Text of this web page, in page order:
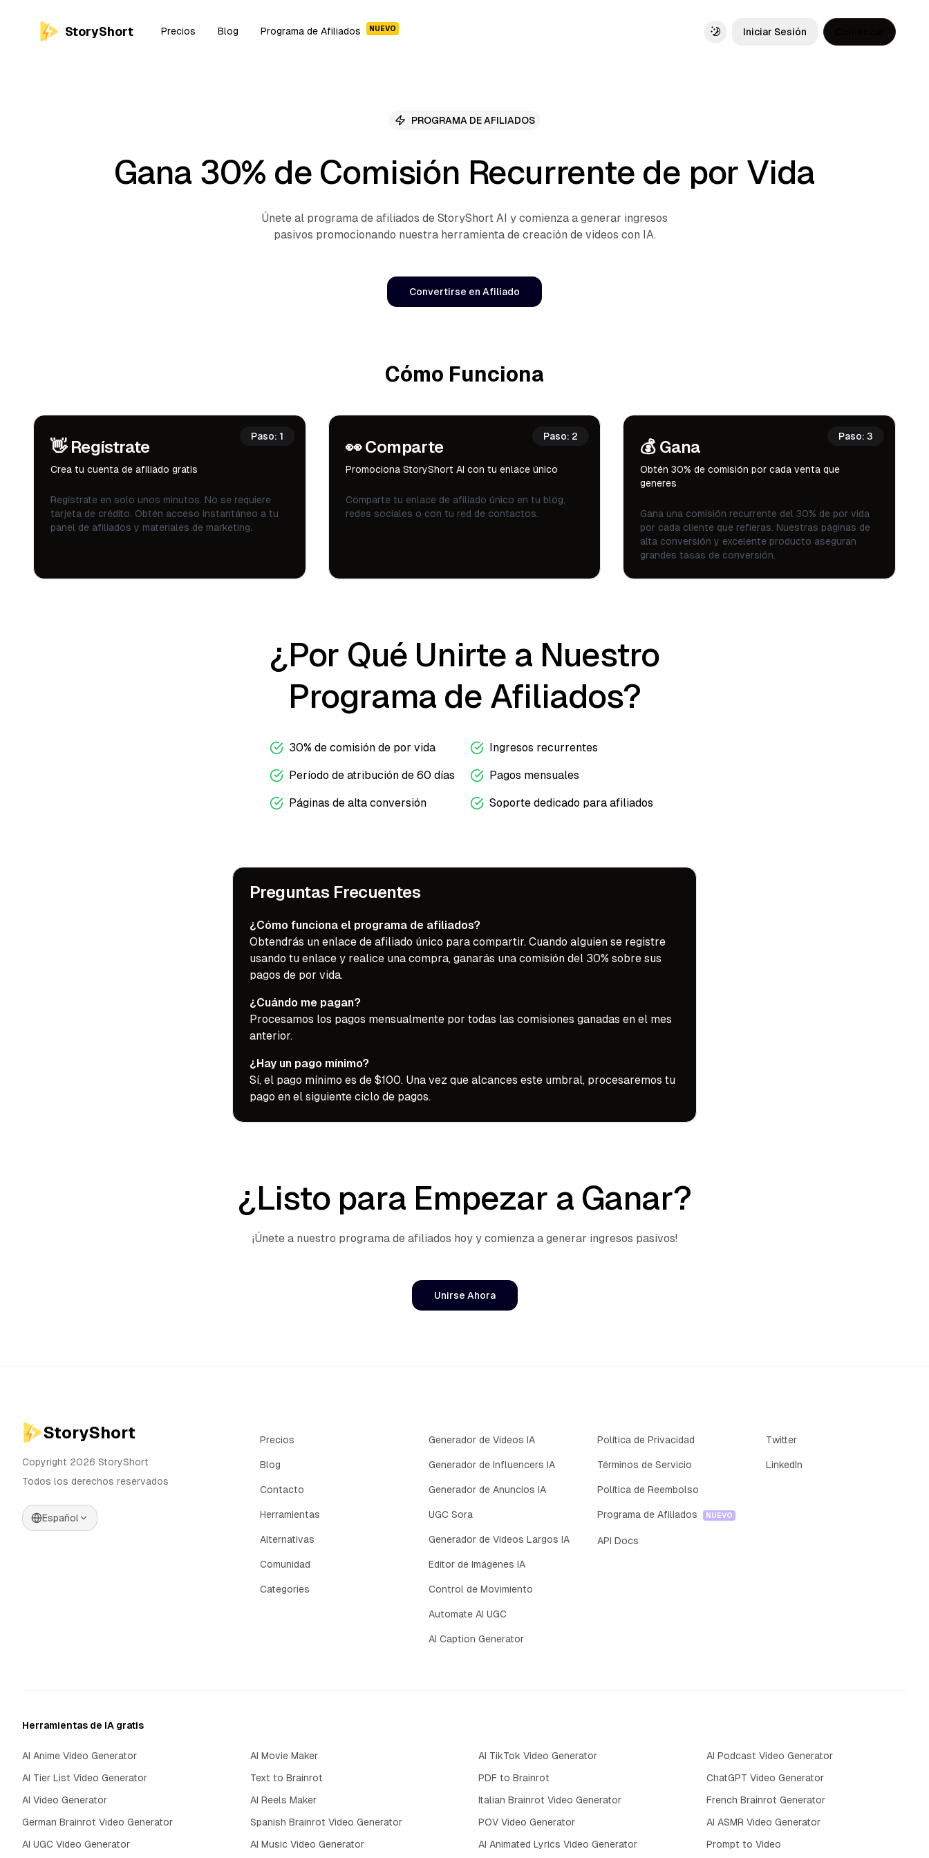
StoryShort Precios Blog Programa de Afiliados NUEVO
Toggle theme
Iniciar Sesión
PROGRAMA DE AFILIADOS
Gana 30% de Comisión Recurrente de por Vida
Únete al programa de afiliados de StoryShort AI y comienza a generar ingresos
pasivos promocionando nuestra herramienta de creación de videos con IA.
Convertirse en Afiliado
Cómo Funciona
Paso: 1
👋 Regístrate
Crea tu cuenta de afiliado gratis
Regístrate en solo unos minutos. No se requiere
tarjeta de crédito. Obtén acceso instantáneo a tu
panel de afiliados y materiales de marketing.
Paso: 2
👀 Comparte
Promociona StoryShort AI con tu enlace único
Comparte tu enlace de afiliado único en tu blog,
redes sociales o con tu red de contactos.
Paso: 3
💰 Gana
Obtén 30% de comisión por cada venta que
generes
Gana una comisión recurrente del 30% de por vida
por cada cliente que refieras. Nuestras páginas de
alta conversión y excelente producto aseguran
grandes tasas de conversión.
¿Por Qué Unirte a Nuestro
Programa de Afiliados?
30% de comisión de por vida Ingresos recurrentes
Período de atribución de 60 días Pagos mensuales
Páginas de alta conversión Soporte dedicado para afiliados
Preguntas Frecuentes
¿Cómo funciona el programa de afiliados?
Obtendrás un enlace de afiliado único para compartir. Cuando alguien se registre
usando tu enlace y realice una compra, ganarás una comisión del 30% sobre sus
pagos de por vida.
¿Cuándo me pagan?
Procesamos los pagos mensualmente por todas las comisiones ganadas en el mes
anterior.
¿Hay un pago mínimo?
Sí, el pago mínimo es de $100. Una vez que alcances este umbral, procesaremos tu
pago en el siguiente ciclo de pagos.
¿Listo para Empezar a Ganar?
¡Únete a nuestro programa de afiliados hoy y comienza a generar ingresos pasivos!
Unirse Ahora
StoryShort
Copyright 2026 StoryShort
Todos los derechos reservados
Español
Precios
Blog
Contacto
Herramientas
Alternativas
Comunidad
Categories
Generador de Videos IA
Generador de Influencers IA
Generador de Anuncios IA
UGC Sora
Generador de Videos Largos IA
Editor de Imágenes IA
Control de Movimiento
Automate AI UGC
AI Caption Generator
Política de Privacidad
Términos de Servicio
Política de Reembolso
Programa de Afiliados NUEVO
API Docs
Twitter
LinkedIn
Herramientas de IA gratis
AI Anime Video Generator AI Movie Maker AI TikTok Video Generator
AI Podcast Video Generator
AI Tier List Video Generator
Text to Brainrot PDF to Brainrot
ChatGPT Video Generator
AI Video Generator
AI Reels Maker Italian Brainrot Video Generator
French Brainrot Generator
German Brainrot Video Generator
Spanish Brainrot Video Generator POV Video Generator
AI ASMR Video Generator
AI UGC Video Generator
AI Music Video Generator AI Animated Lyrics Video Generator Prompt to Video